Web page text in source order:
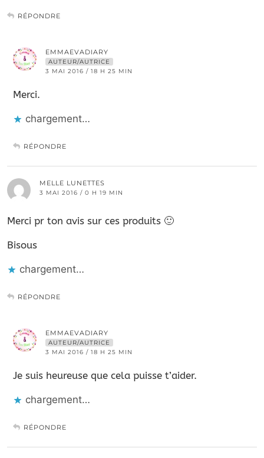
RÉPONDRE
EMMAEVADIARY
AUTEUR/AUTRICE
3 MAI 2016 / 18 H 25 MIN
Merci.
chargement…
RÉPONDRE
MELLE LUNETTES
3 MAI 2016 / 0 H 19 MIN
Merci pr ton avis sur ces produits 🙂
Bisous
chargement…
RÉPONDRE
EMMAEVADIARY
AUTEUR/AUTRICE
3 MAI 2016 / 18 H 25 MIN
Je suis heureuse que cela puisse t’aider.
chargement…
RÉPONDRE